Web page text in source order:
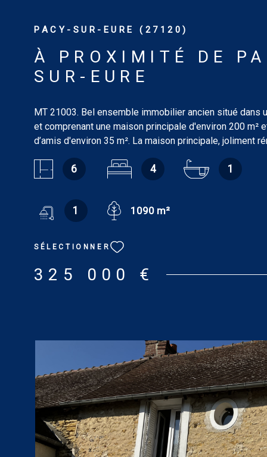
PACY-SUR-EURE (27120)
À PROXIMITÉ DE
SUR-EURE
MT 21003. Bel ensemble immobilier ancien situé dans
et comprenant une maison principale d'environ 200 m²
d’amis d'environ 35 m². La maison principale, joliment
m² avec cheminée insert, salon de 39 m², cuisine
équipée de 11 m², chambre de 22 m² avec placard,
douches/wc. À l’étage : palier desservant de 11 m²,
dont une avec salle de bains (39 m² et 32 m²), wc. La
chambre de 7 m² en mezzanine. Dépendance : cave.
arboré de 1 090 m². Tout confort : chauffage central au
GES : D. Estimation des coûts annuels d'énergie du
utilisation standard : entre 3 240 € et 4 450 € [prix
6 4 1
1 1090 m²
SÉLECTIONNER
325 000 €